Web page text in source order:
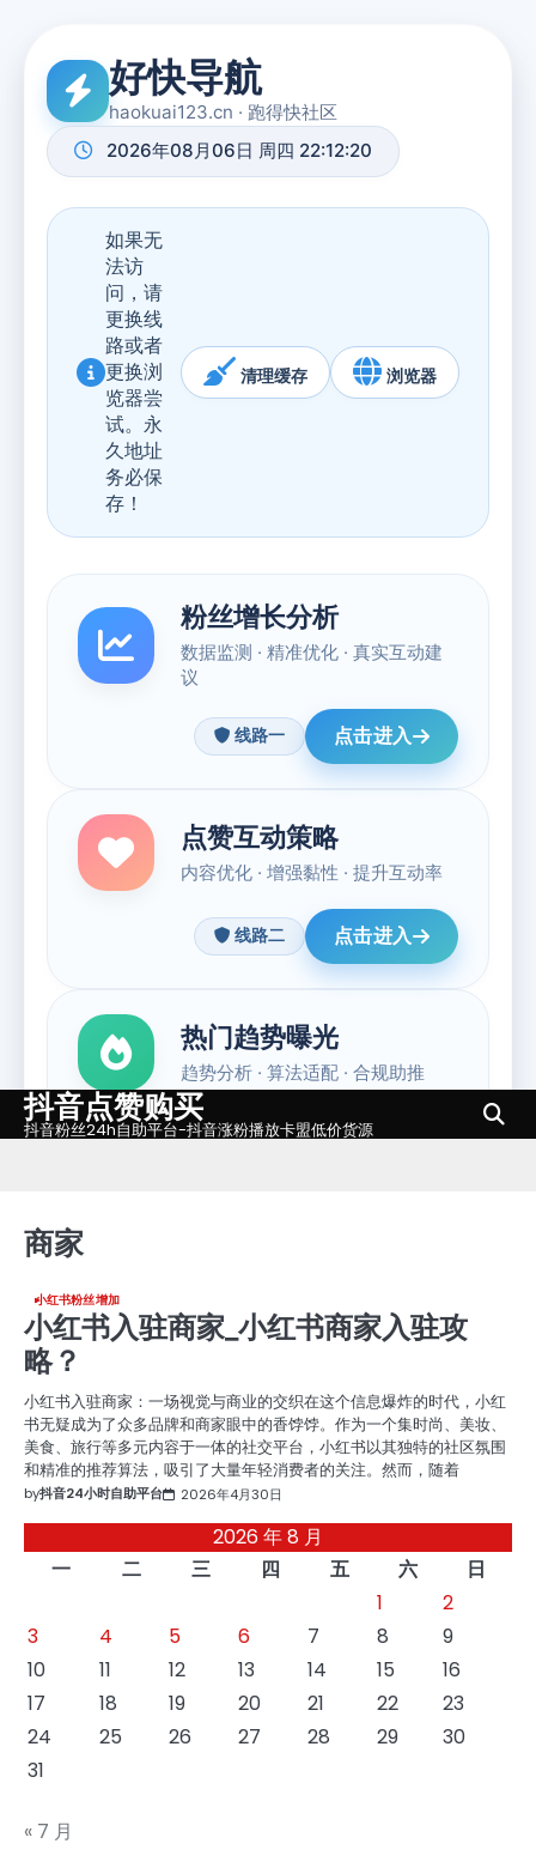
Skip抖音点赞购买
抖音粉丝24h自助平台-抖音涨粉播放卡盟低价货源
商家
小红书粉丝增加
小红书入驻商家_小红书商家入驻攻
略？
小红书入驻商家：一场视觉与商业的交织在这个信息爆炸的时代，小红
书无疑成为了众多品牌和商家眼中的香饽饽。作为一个集时尚、美妆、
美食、旅行等多元内容于一体的社交平台，小红书以其独特的社区氛围
和精准的推荐算法，吸引了大量年轻消费者的关注。然而，随着
by抖音24小时自助平台 2026年4月30日
2026 年 8 月
一
二 三 四 五 六
日
1
2
3
4 5 6 7 8
9
10
11 12 13 14 15
16
17
18 19 20 21 22
23
24
25 26 27 28 29
30
31
« 7 月